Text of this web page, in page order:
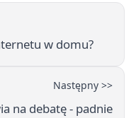
w domu?
Następny >>
na debatę - padnie